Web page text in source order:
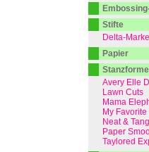
Stifte
Delta-
Papier
Avery Elle
Lawn Cuts
Mama
My
Neat &
Paper
Taylored